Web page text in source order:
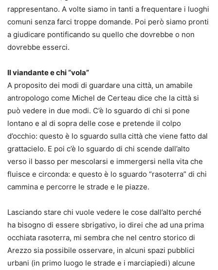
rappresentano. A volte siamo in tanti a frequentare i luoghi
comuni senza farci troppe domande. Poi però siamo pronti
a giudicare pontificando su quello che dovrebbe o non
dovrebbe esserci.
Il viandante e chi “vola”
A proposito dei modi di guardare una città, un amabile
antropologo come Michel de Certeau dice che la città si
può vedere in due modi. C’è lo sguardo di chi si pone
lontano e al di sopra delle cose e pretende il colpo
d’occhio: questo è lo sguardo sulla città che viene fatto dal
grattacielo. E poi c’è lo sguardo di chi scende dall’alto
verso il basso per mescolarsi e immergersi nella vita che
fluisce e circonda: e questo è lo sguardo “rasoterra” di chi
cammina e percorre le strade e le piazze.
Lasciando stare chi vuole vedere le cose dall’alto perché
ha bisogno di essere sbrigativo, io direi che ad una prima
occhiata rasoterra, mi sembra che nel centro storico di
Arezzo sia possibile osservare, in alcuni spazi pubblici
urbani (in primo luogo le strade e i marciapiedi) alcune